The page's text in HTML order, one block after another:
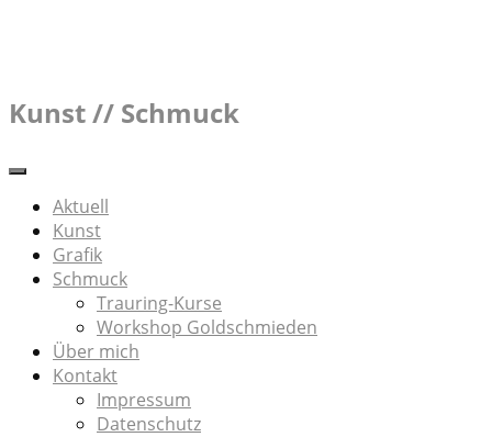
Kunst // Schmuck
Aktuell
Kunst
Grafik
Schmuck
Trauring-Kurse
Workshop Goldschmieden
Über mich
Kontakt
Impressum
Datenschutz